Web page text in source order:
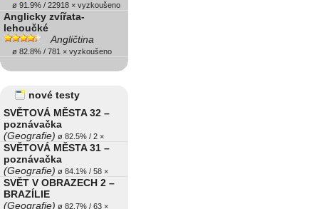
ø 91.9% / 22918 × vyzkoušeno
Anglicky zvířata-
lehoučké
Angličtina
ø 82.8% / 781 × vyzkoušeno
nové testy
SVĚTOVÁ MĚSTA 32 –
poznávačka
(Geografie) ø 82.5% / 2 ×
SVĚTOVÁ MĚSTA 31 –
poznávačka
(Geografie) ø 84.1% / 58 ×
SVĚT V OBRAZECH 2 –
BRAZÍLIE
(Geografie) ø 82.7% / 63 ×